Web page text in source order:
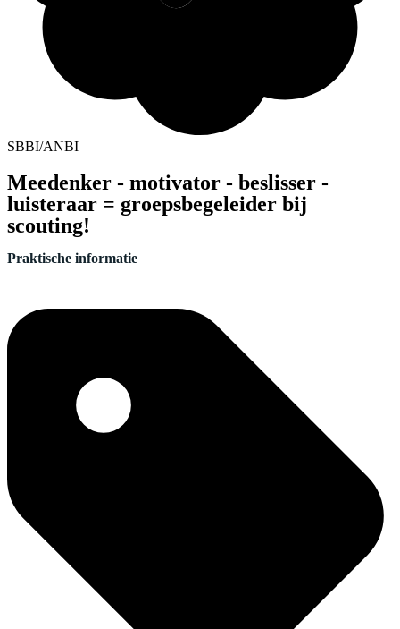
SBBI/ANBI
Meedenker - motivator - beslisser -
luisteraar = groepsbegeleider bij
scouting!
Praktische informatie